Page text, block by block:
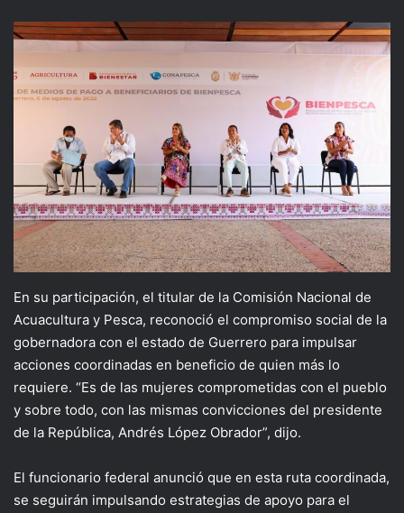
En su participación, el titular de la Comisión Nacional de
Acuacultura y Pesca, reconoció el compromiso social de la
gobernadora con el estado de Guerrero para impulsar
acciones coordinadas en beneficio de quien más lo
requiere. “Es de las mujeres comprometidas con el pueblo
y sobre todo, con las mismas convicciones del presidente
de la República, Andrés López Obrador”, dijo.
El funcionario federal anunció que en esta ruta coordinada,
se seguirán impulsando estrategias de apoyo para el